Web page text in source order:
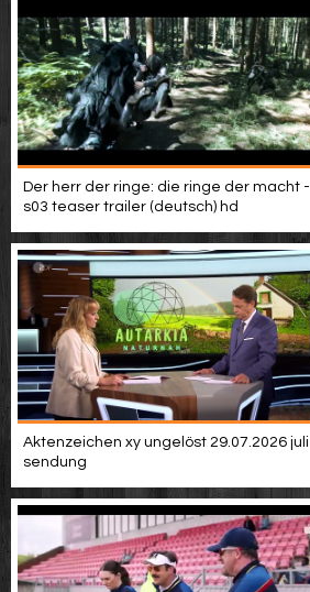
Der herr der ringe: die ringe der macht -
s03 teaser trailer (deutsch) hd
Aktenzeichen xy ungelöst 29.07.2026 juli
sendung